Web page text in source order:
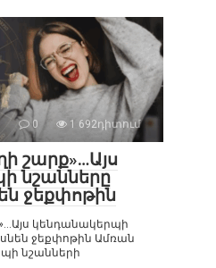
0 1 692դիտում
շարք»…Այս
նշանները
ջեքփոթին
կենդանակերպի
ջեքփոթին Ամռան
նշանների